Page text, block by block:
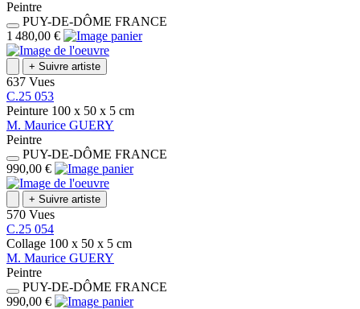
Peintre
PUY-DE-DÔME FRANCE
1 480,00 €
+ Suivre artiste
637 Vues
C.25 053
Peinture 100 x 50 x 5 cm
M. Maurice GUERY
Peintre
PUY-DE-DÔME FRANCE
990,00 €
+ Suivre artiste
570 Vues
C.25 054
Collage 100 x 50 x 5 cm
M. Maurice GUERY
Peintre
PUY-DE-DÔME FRANCE
990,00 €